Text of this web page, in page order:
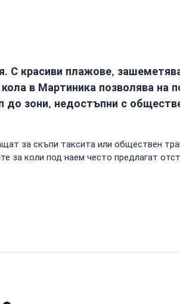
С красиви плажове,
в Мартиника позволява на
зони, недостъпни с
за скъпи таксита или обществен
за коли под наем често предлагат